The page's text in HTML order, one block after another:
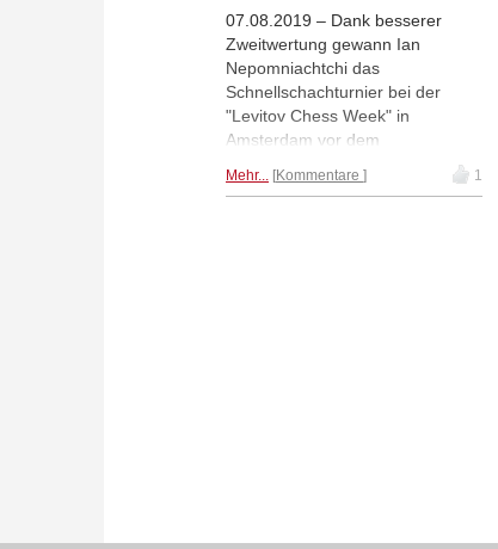
07.08.2019 – Dank besserer
Zweitwertung gewann Ian
Nepomniachtchi das
Schnellschachturnier bei der
"Levitov Chess Week" in
Amsterdam vor dem
Gríschuk. | Foto: Niki Riga
Mehr... Kommentare 1